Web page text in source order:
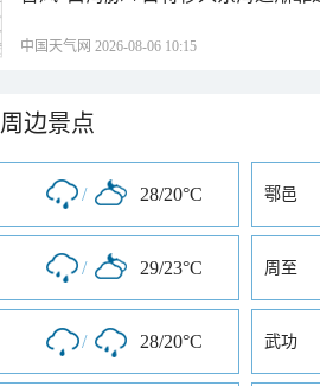
中国天气网 2026-08-06 10:15
周边景点
/ 28/20°C 鄠邑
/ 29/23°C 周至
/ 28/20°C 武功